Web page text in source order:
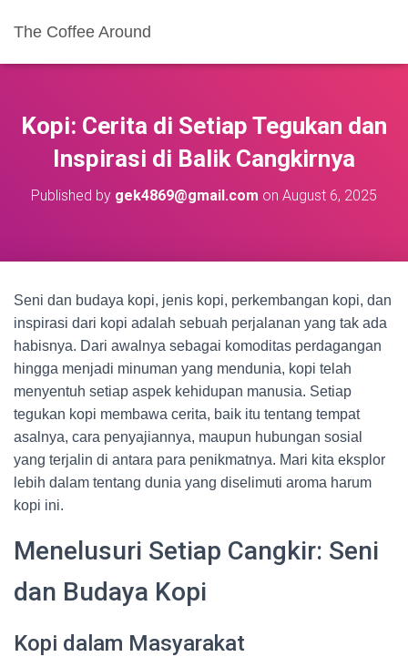
The Coffee Around
Kopi: Cerita di Setiap Tegukan dan
Inspirasi di Balik Cangkirnya
Published by gek4869@gmail.com on August 6, 2025
Seni dan budaya kopi, jenis kopi, perkembangan kopi, dan
inspirasi dari kopi adalah sebuah perjalanan yang tak ada
habisnya. Dari awalnya sebagai komoditas perdagangan
hingga menjadi minuman yang mendunia, kopi telah
menyentuh setiap aspek kehidupan manusia. Setiap
tegukan kopi membawa cerita, baik itu tentang tempat
asalnya, cara penyajiannya, maupun hubungan sosial
yang terjalin di antara para penikmatnya. Mari kita eksplor
lebih dalam tentang dunia yang diselimuti aroma harum
kopi ini.
Menelusuri Setiap Cangkir: Seni
dan Budaya Kopi
Kopi dalam Masyarakat